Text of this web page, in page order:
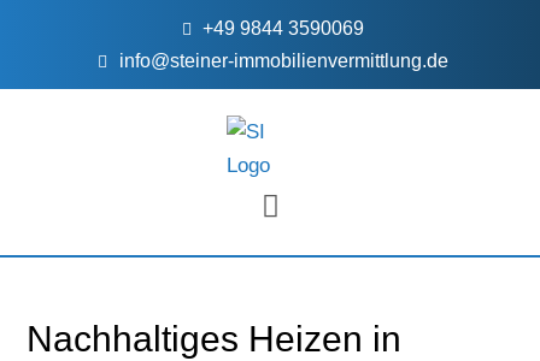
+49 9844 3590069
info@steiner-immobilienvermittlung.de
Nachhaltiges Heizen in